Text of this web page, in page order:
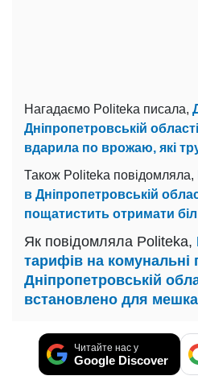
Нагадаємо Politeka писала,
Дніпропетровській
вдарила по врожаю, які
Також Politeka повідомляла,
в Дніпропетровській
пощатистить отримати
Як повідомляла Politeka,
тарифів на комунальні
Дніпропетровській
встановлено для
Читайте нас у
Google Discover